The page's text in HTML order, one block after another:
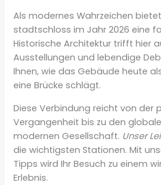
Als modernes Wahrzeichen
stadtschloss im Jahr 2026 eine
Historische Architektur trifft hier
Ausstellungen und lebendige
Ihnen, wie das Gebäude heute
eine Brücke schlägt.
Diese Verbindung reicht von der
Vergangenheit bis zu den
modernen Gesellschaft. Unser
die wichtigsten Stationen. Mit
Tipps wird Ihr Besuch zu einem
Erlebnis.